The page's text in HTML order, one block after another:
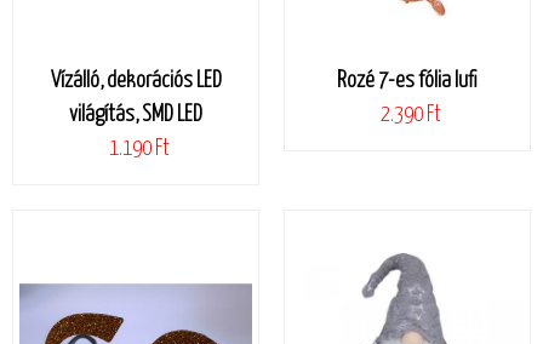
Vízálló, dekorációs LED
világítás, SMD LED
1.190 Ft
Rozé 7-es fólia lufi
2.390 Ft